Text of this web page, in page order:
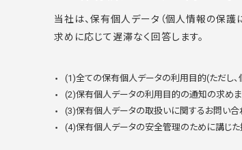
当社は、保有個人データ（個人情報の保
求めに応じて遅滞なく回答します。
(1)全ての保有個人データの利用目的(ただし、
(2)保有個人データの利用目的の通知の求め
(3)保有個人データの取扱いに関するお問い合
(4)保有個人データの安全管理のために講じた